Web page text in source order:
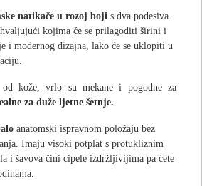
natikače u rozoj boji s dva podesiva
kojima će se prilagoditi širini i
i modernog dizajna, lako će se uklopiti u
od kože, vrlo su mekane i pogodne za
za duže ljetne šetnje.
anatomski ispravnom položaju bez
Imaju visoki potplat s protukliznim
i šavova čini cipele izdržljivijima pa ćete